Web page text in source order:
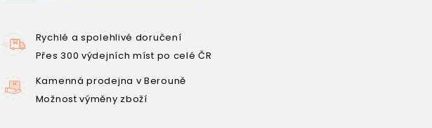
Rychlé a spolehlivé doručení
Přes 300 výdejních míst po celé ČR
Kamenná prodejna v Berouně
Možnost výměny zboží